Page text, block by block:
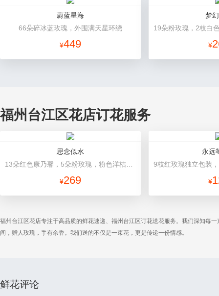
蔚蓝星海
66朵碎冰蓝玫瑰，外围满天星环绕
¥449
梦
¥
福州台江区花店订花服务
思念似水
¥269
永远
¥
福州台江区花店专注于高品质的鲜花速递、福州台江区订花送花服务。我们深知每
间，赠人玫瑰，手有余香。我们送的不仅是一束花，更是传递一份情感。
鲜花评论